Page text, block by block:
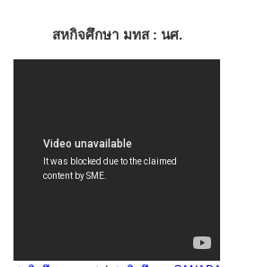
สหกิจศึกษา มทส : นศ.